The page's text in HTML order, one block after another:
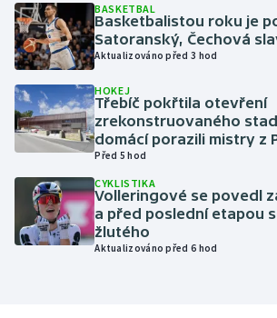
Lyže a snowboard
Moderní pětiboj
Motorsport
Olympijské hry
Parasport
Plavání
BASKETBAL
Basketbalistou roku je
Satoranský, Čechová
Aktualizováno před 3 hod
HOKEJ
Třebíč pokřtila otevření
zrekonstruovaného
domácí porazili mistry z
Před 5 hod
CYKLISTIKA
Volleringové se povedl
a před poslední etapou
žlutého
Aktualizováno před 6 hod